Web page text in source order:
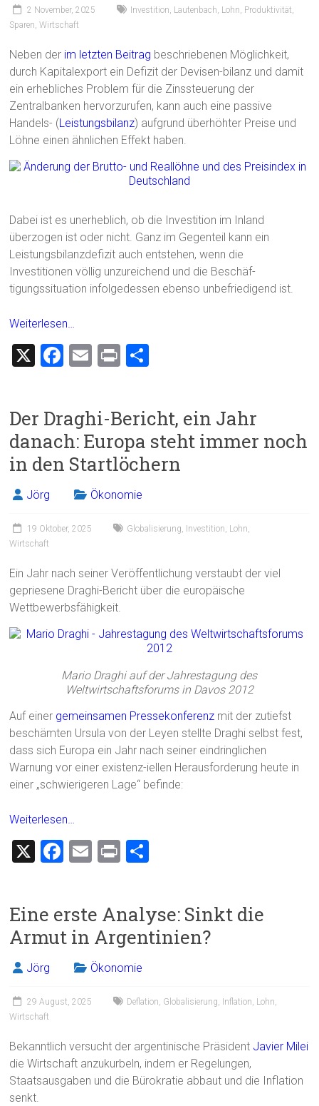
2 November, 2025 Investition, Lautenbach, Lohn, Produktivität,
Sparen,Wirtschaft
Neben der im letzten Beitrag beschriebenen Möglichkeit,
durch Kapitalexport ein Defizit der Devisen-bilanz und damit
ein erhebliches Problem für die Zinssteuerung der
Zentralbanken hervorzurufen, kann auch eine passive
Handels- (Leistungsbilanz) aufgrund überhöhter Preise und
Löhne einen ähnlichen Effekt haben.
Dabei ist es unerheblich, ob die Investition im Inland
überzogen ist oder nicht. Ganz im Gegenteil kann ein
Leistungsbilanzdefizit auch entstehen, wenn die
Investitionen völlig unzureichend und die Beschäf-
tigungssituation infolgedessen ebenso unbefriedigend ist.
Weiterlesen…
X
F
b
o
ok
E
l
Pr
n
Der Draghi-Bericht, ein Jahr
danach: Europa steht immer noch
in den Startlöchern
Jörg Ökonomie
19 Oktober, 2025 Globalisierung, Investition, Lohn,
Wirtschaft
Ein Jahr nach seiner Veröffentlichung verstaubt der viel
gepriesene Draghi-Bericht über die europäische
Wettbewerbsfähigkeit.
Mario Draghi auf der Jahrestagung des
Weltwirtschaftsforums in Davos 2012
Auf einer gemeinsamen Pressekonferenz mit der zutiefst
beschämten Ursula von der Leyen stellte Draghi selbst fest,
dass sich Europa ein Jahr nach seiner eindringlichen
Warnung vor einer existenz-iellen Herausforderung heute in
einer „schwierigeren Lage“ befinde:
Weiterlesen…
X
F
b
o
ok
E
l
Pr
n
Eine erste Analyse: Sinkt die
Armut in Argentinien?
Jörg Ökonomie
29 August, 2025 Deflation, Globalisierung, Inflation, Lohn,
Wirtschaft
Bekanntlich versucht der argentinische Präsident Javier Milei
die Wirtschaft anzukurbeln, indem er Regelungen,
Staatsausgaben und die Bürokratie abbaut und die Inflation
senkt.